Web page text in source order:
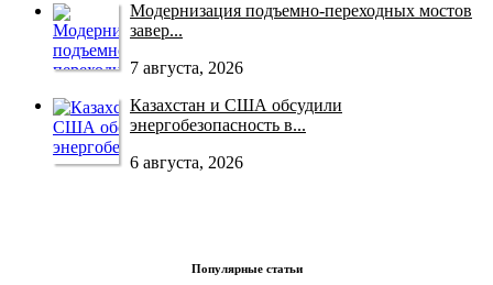
Модернизация подъемно-переходных мостов
завер...
7 августа, 2026
Казахстан и США обсудили
энергобезопасность в...
6 августа, 2026
Популярные статьи